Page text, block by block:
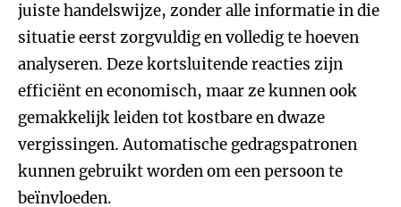
juiste handelswijze, zonder alle informatie in die
situatie eerst zorgvuldig en volledig te hoeven
analyseren. Deze kortsluitende reacties zijn
efficiënt en economisch, maar ze kunnen ook
gemakkelijk leiden tot kostbare en dwaze
vergissingen. Automatische gedragspatronen
kunnen gebruikt worden om een persoon te
beïnvloeden.